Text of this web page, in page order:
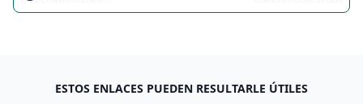
ESTOS ENLACES PUEDEN RESULTARLE ÚTILES